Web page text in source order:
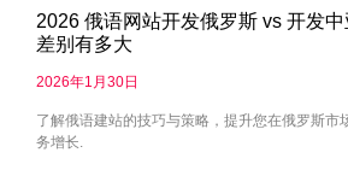
2026 俄语网站开发俄罗斯 vs 开发
差别有多大
2026年1月30日
了解俄语建站的技巧与策略，提升您在俄罗斯市
务增长.